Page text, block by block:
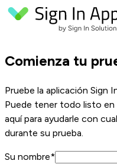
Comienza tu
Pruebe la aplicación Sign
Puede tener todo listo
aquí para ayudarle con
durante su prueba.
Su nombre*